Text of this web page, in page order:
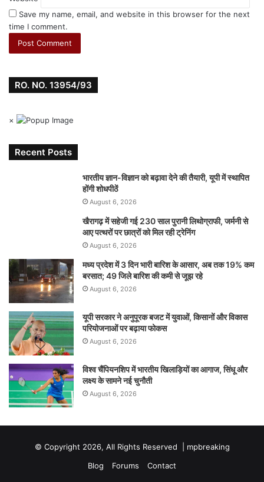
Save my name, email, and website in this browser for the next
time I comment.
RO. NO. 13954/93
×
Recent Posts
भारतीय ज्ञान-विज्ञान को बढ़ावा देने की तैयारी, यूपी में स्थापित
होंगी शोधपीठें
August 6, 2026
खैरागढ़ में सहेजी गई 230 साल पुरानी लिथोग्राफी, जर्मनी से
आए पत्थरों पर छात्रों को मिल रही ट्रेनिंग
August 6, 2026
मध्य प्रदेश में 3 दिन भारी बारिश के आसार, अब तक 19% कम
बरसात; 49 जिले बारिश की कमी से जूझ रहे
August 6, 2026
यूपी सरकार ने अनुपूरक बजट में युवाओं, किसानों और विकास
परियोजनाओं पर बढ़ाया फोकस
August 6, 2026
विश्व चैंपियनशिप में भारतीय खिलाड़ियों का आगाज, सिंधू और
लक्ष्य के सामने नई चुनौती
August 6, 2026
© Copyright 2026, All Rights Reserved | mpbreaking
Blog
Forums Contact